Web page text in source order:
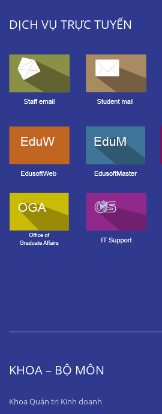
DỊCH VỤ TRỰC TUYẾN
KHOA – BỘ MÔN
Khoa Quản trị Kinh doanh